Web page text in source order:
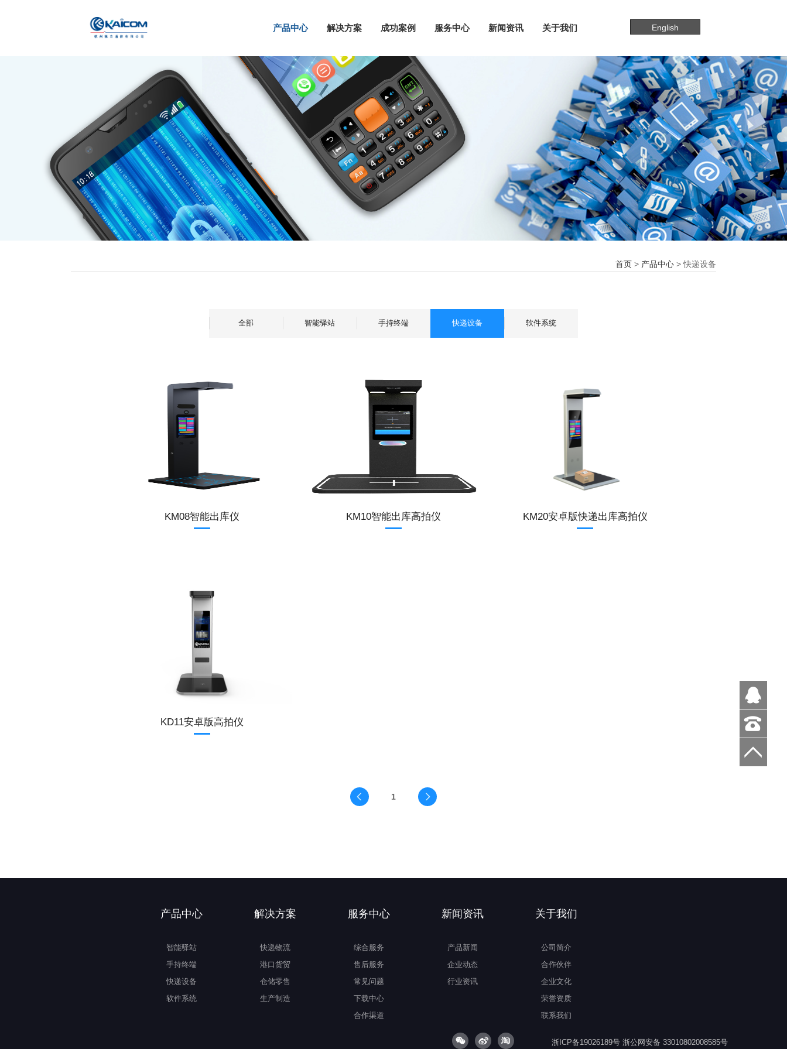
English
产品中心 解决方案 成功案例 服务中心 新闻资讯 关于我们
首页 > 产品中心 >快递设备
全部 智能驿站 手持终端 快递设备 软件系统
KM08智能出库仪 KM10智能出库高拍仪 KM20安卓版快递出库高拍仪
KD11安卓版高拍仪
1
浙ICP备19026189号 浙公网安备 33010802008585号
产品中心
智能驿站
手持终端
快递设备
软件系统
解决方案
快递物流
港口货贸
仓储零售
生产制造
服务中心
综合服务
售后服务
常见问题
下载中心
合作渠道
新闻资讯
产品新闻
企业动态
行业资讯
关于我们
公司简介
合作伙伴
企业文化
荣誉资质
联系我们